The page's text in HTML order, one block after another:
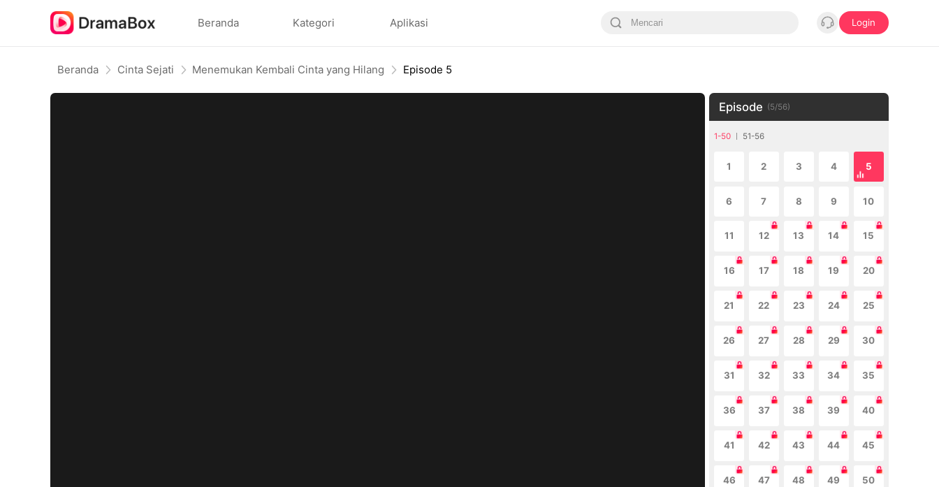
Beranda Kategori Aplikasi Login
Beranda Cinta Sejati Menemukan Kembali Cinta yang Hilang Episode 5
Episode (5/56)
1-50 51-56
1 2 3 4 5
6 7 8 9 10
11 12 13 14 15
16 17 18 19 20
21 22 23 24 25
26 27 28 29 30
31 32 33 34 35
36 37 38 39 40
41 42 43 44 45
46 47 48 49 50